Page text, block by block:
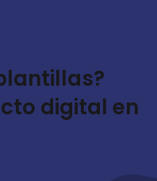
digital en